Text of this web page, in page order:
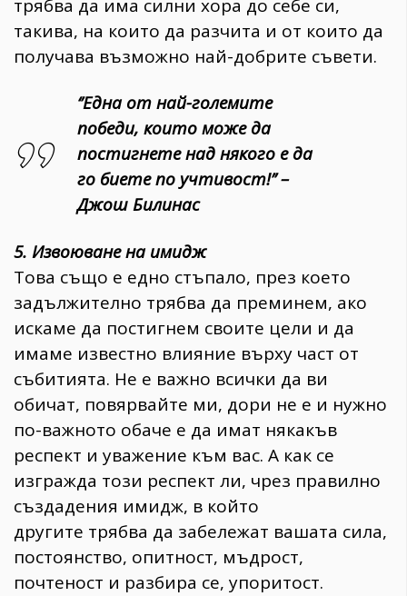
трябва да има силни хора до себе си,
такива, на които да разчита и от които да
получава възможно най-добрите съвети.
‘’Една от най-големите
победи, които може да
постигнете над някого е да
го биете по учтивост!’’ –
Джош Билинас
5. Извоюване на имидж
Това също е едно стъпало, през което
задължително трябва да преминем, ако
искаме да постигнем своите цели и да
имаме известно влияние върху част от
събитията. Не е важно всички да ви
обичат, повярвайте ми, дори не е и нужно
по-важното обаче е да имат някакъв
респект и уважение към вас. А как се
изгражда този респект ли, чрез правилно
създадения имидж, в който
другите трябва да забележат вашата сила,
постоянство, опитност, мъдрост,
почтеност и разбира се, упоритост.